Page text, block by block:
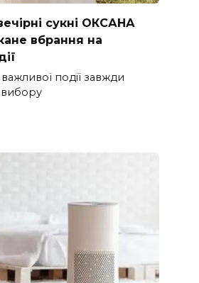
сукні ОКСАНА
вбрання на
події завжди
вибору